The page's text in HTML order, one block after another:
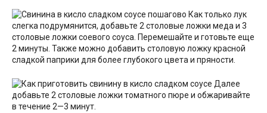
Как только лук
слегка подрумянится, добавьте 2 столовые ложки меда и 3
столовые ложки соевого соуса. Перемешайте и готовьте еще
2 минуты. Также можно добавить столовую ложку красной
сладкой паприки для более глубокого цвета и пряности.
Далее
добавьте 2 столовые ложки томатного пюре и обжаривайте
в течение 2—3 минут.